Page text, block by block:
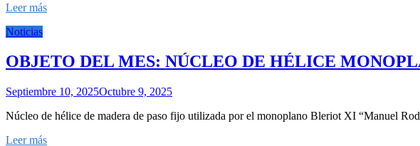
Leer más
Noticias
OBJETO DEL MES: NÚCLEO DE HÉLICE
Septiembre 10, 2025Octubre 9, 2025
Núcleo de hélice de madera de paso fijo utilizada por el monoplano Bleriot XI “Manuel
Leer más